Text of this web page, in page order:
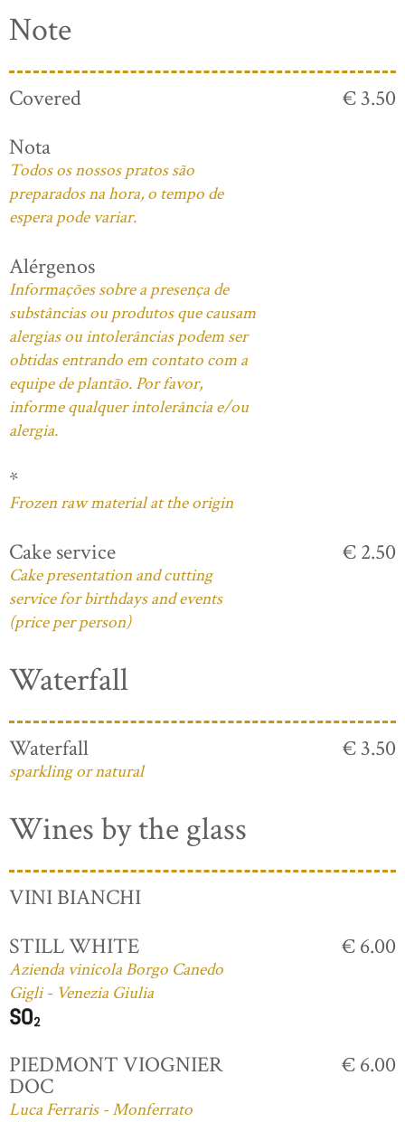
Note
Covered
€ 3.50
Nota
Todos os nossos pratos são
preparados na hora, o tempo de
espera pode variar.
Alérgenos
Informações sobre a presença de
substâncias ou produtos que causam
alergias ou intolerâncias podem ser
obtidas entrando em contato com a
equipe de plantão. Por favor,
informe qualquer intolerância e/ou
alergia.
*
Frozen raw material at the origin
Cake service
Cake presentation and cutting
service for birthdays and events
(price per person)
€ 2.50
Waterfall
Waterfall
sparkling or natural
€ 3.50
Wines by the glass
VINI BIANCHI
STILL WHITE
Azienda vinicola Borgo Canedo
Gigli - Venezia Giulia
€ 6.00
PIEDMONT VIOGNIER
DOC
Luca Ferraris - Monferrato
€ 6.00